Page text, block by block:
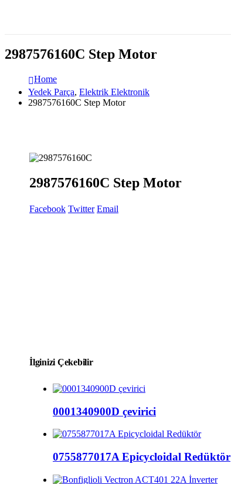
2987576160C Step Motor
Home
Yedek Parça, Elektrik Elektronik
2987576160C Step Motor
2987576160C Step Motor
Facebook Twitter Email
İlginizi Çekebilir
0001340900D çevirici
0755877017A Epicycloidal Redüktör